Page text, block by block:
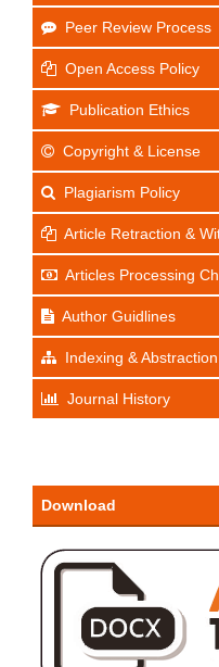
Peer Review Process
Open Access Policy
Publication Ethics
Copyright & License
Plagiarism Policy
Article Retraction &
Articles Processing
Author Guidlines
Indexing & Abstraction
Journal History
Download